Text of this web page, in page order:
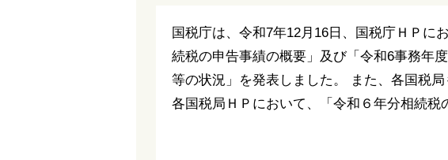
国税庁は、令和7年12月16日、国税庁ＨＰに
続税の申告事績の概要」及び「令和6事務年
等の状況」を発表しました。 また、各国税局
各国税局ＨＰにおいて、「令和６年分相続